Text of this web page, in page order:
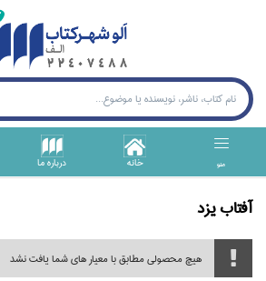
منو خانه درباره ما
آفتاب يزد
هیچ محصولی مطابق با معیار های شما یافت نشد